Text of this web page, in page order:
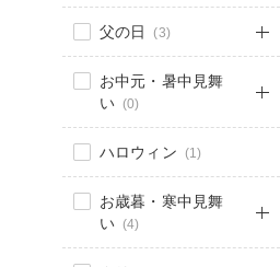
父の日 (3)
お中元・暑中見舞
い (0)
ハロウィン (1)
お歳暮・寒中見舞
い (4)